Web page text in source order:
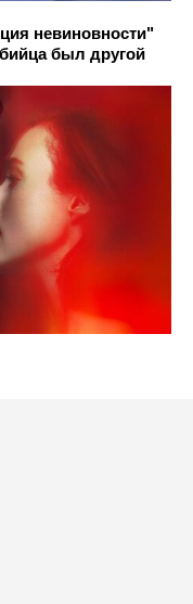
невиновности"
был другой